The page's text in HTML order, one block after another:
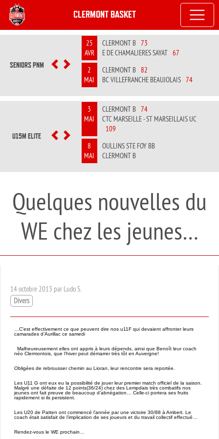
CLERMONT BASKET
SENIORS PNM PREVIOUS
NEXT
25
AVR
CLERMONT B 73
E DE CHAMALIERES SAYAT 67
2
MAI
CLERMONT B 82
BC VILLEFRANCHE BEAUJOLAIS 74
U15M ELITE PREVIOUS
NEXT
3
MAI
CLERMONT B 74
CTC MARSEILLE - ST MARSEILLAIS UC
109
8
MAI
OULLINS STE FOY BB
CLERMONT B
Quelques nouvelles du
WE chez les jeunes…
14 octobre 2013 par Ludo S.
Divers
…C’est effectivement ce que peuvent dire nos u11F qui devaient affronter leurs
camarades d’Aurillac ce samedi
Malheureusement elles ont appris à leurs dépends, ainsi que Benoît leur coach
néo Clermontois, que l’hiver peut démarrer très tôt en Auvergne!
Obligées de rebrousser chemin au Lioran, leur rencontre sera reportée.
Les U11 G ont eux eu la possibilité de jouer leur premier match officiel de la saison.
Malgré une défaite de 12 points(36/24) chez des Lempdais très combatifs nos
jeunes ont fait preuve de beaucoup d’abnégation… Celle-ci portera ses fruits
rapidement si ils persistent.
Les U20 de Patten ont commencé l’année par une victoire 30/88 à Ambert. Le
coach était satisfait de l’implication de ses joueurs et du travail collectif effectué…
Rendez-vous le WE prochain…